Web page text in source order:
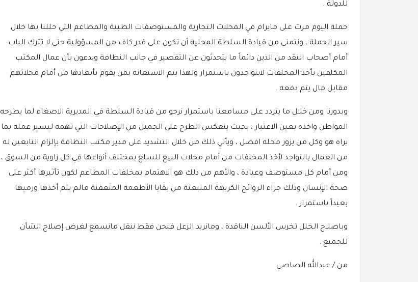
للدولة .
حملة اليوم مرت على مايرام في المحلات التجارية والمستوصفات الطبية والمطاعم التي حللنا بها خلال
سير الحملة ، ونتمنى من قيادة السلطة المحلية أن تكون على قدر كاف من المسؤولية حتى لا تترك الباب
أمام أصحاب النقد من الذين دائماً ما يتحدثون عن التقصير في جانب النظافة ويدعون بأن عمال المكتب
المكلفين بأخذ المخلفات لايتواجدون باستمرار ولهذا يتم الاستعانة بمن يقوم بأبعادها من أمام محلاتهم
مقابل مال يتم دفعه .
وبدورنا ومن خلال ما يتردد على مسامعنا باستمرار نرجو من قيادة السلطة في المديرية الاصغاء لما يطرحه
المواطن واخذه بعين الاعتبار ، بحيث ينعكس الطرح على الجميل من الإصلاحات التي تهمه ليسير عمله بما
يراه هو وكل من يزور محله افضل ، ويأتي ذلك من خلال التشديد على مدير مكتب النظافة بإلزام التابعين له
من العمال بالتواجد لأخذ المخلفات من أمام محلات البيع للسلع بمختلف أنواعها في كل زاوية من السوق ،
ومن أمام كل مستوصف وعيادة ، والأهم من ذلك هو الاهتمام بمخلفات المطاعم لكون تأثيرها أكثر على
صحة الإنسان وذلك جراء الروائح الكريهة المنبعثة من بقايا الأطعمة المتعفنة مالم يتم أخذها ورميها
بعيداً باستمرار .
وباصلاح الخلل تخرس الألسن الناقدة ، ومانريد الزعل فنحن فقط ننقل مانسمع لغرض إصلاح الشأن
للجميع .
من / عبدالله الصاصي